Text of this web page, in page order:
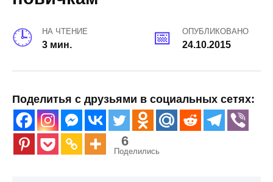
НА ЧТЕНИЕ
3 мин.
ОПУБЛИКОВАНО
24.10.2015
Поделитья с друзьями в социальных сетях:
6
Поделились